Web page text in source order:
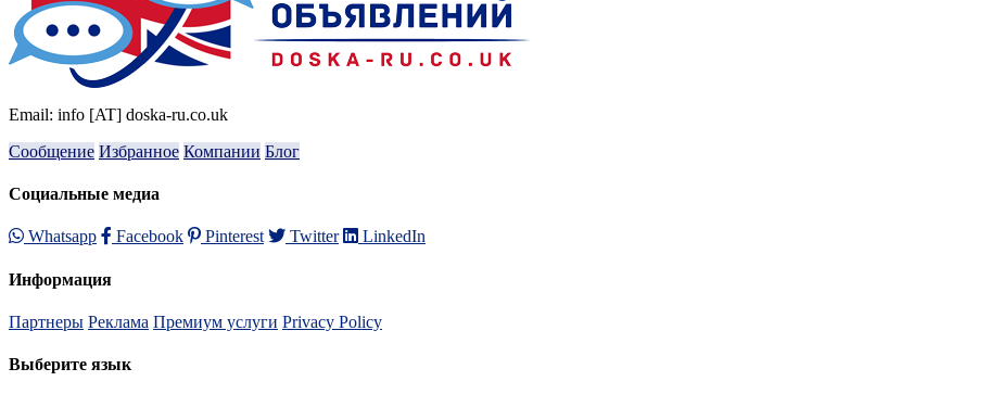
Email: info [AT] doska-ru.co.uk
Сообщение Избранное Компании Блог
Социальные медиа
Whatsapp Facebook Pinterest Twitter LinkedIn
Информация
Партнеры Реклама Премиум услуги Privacy Policy
Выберите язык